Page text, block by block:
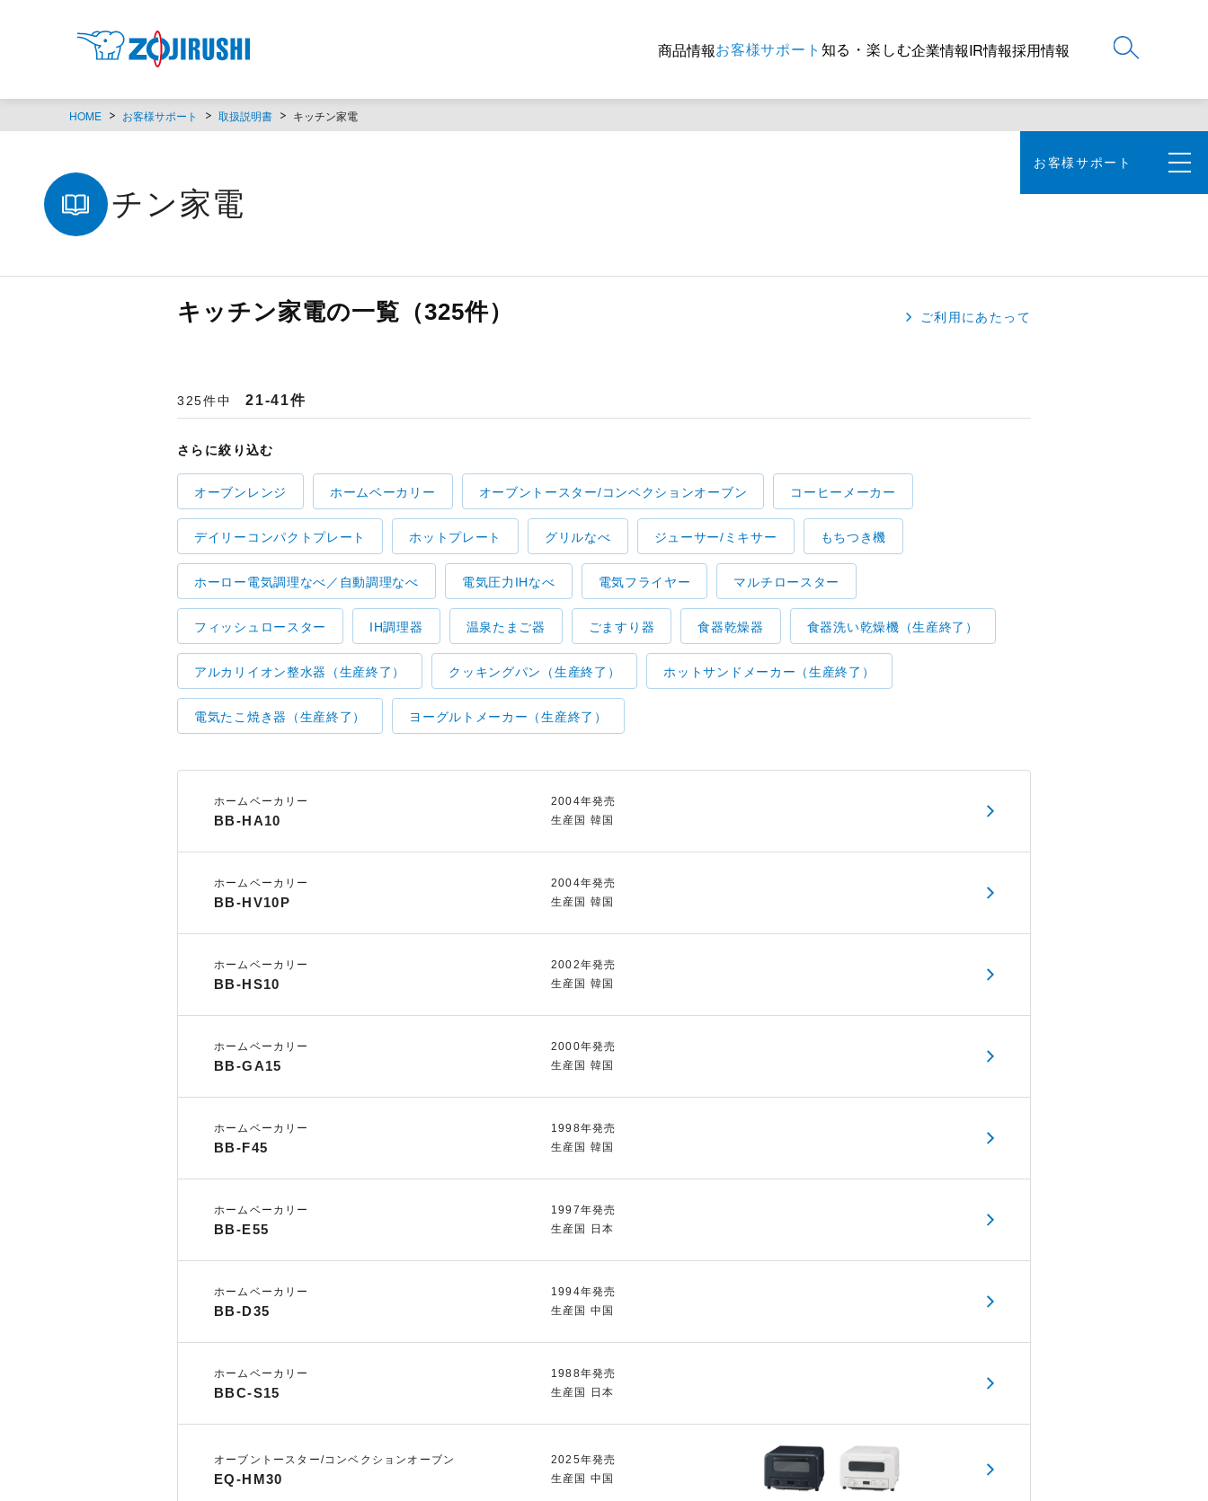
商品情報お客様サポート 知る・楽しむ企業情報IR情報採用情報
HOME お客様サポート 取扱説明書 キッチン家電
お客様サポート
キッチン家電
キッチン家電の一覧（325件） ご利用にあたって
325件中 21-41件
さらに絞り込む
オーブンレンジ ホームベーカリー オーブントースター/コンベクションオーブン コーヒーメーカー
デイリーコンパクトプレート ホットプレート グリルなべ ジューサー/ミキサー もちつき機
ホーロー電気調理なべ／自動調理なべ 電気圧力IHなべ 電気フライヤー マルチロースター
フィッシュロースター IH調理器 温泉たまご器 ごますり器 食器乾燥器 食器洗い乾燥機（生産終了）
アルカリイオン整水器（生産終了） クッキングパン（生産終了） ホットサンドメーカー（生産終了）
電気たこ焼き器（生産終了） ヨーグルトメーカー（生産終了）
ホームベーカリー
BB-HA10
2004年発売
生産国 韓国
ホームベーカリー
BB-HV10P
2004年発売
生産国 韓国
ホームベーカリー
BB-HS10
2002年発売
生産国 韓国
ホームベーカリー
BB-GA15
2000年発売
生産国 韓国
ホームベーカリー
BB-F45
1998年発売
生産国 韓国
ホームベーカリー
BB-E55
1997年発売
生産国 日本
ホームベーカリー
BB-D35
1994年発売
生産国 中国
ホームベーカリー
BBC-S15
1988年発売
生産国 日本
オーブントースター/コンベクションオーブン
EQ-HM30
2025年発売
生産国 中国